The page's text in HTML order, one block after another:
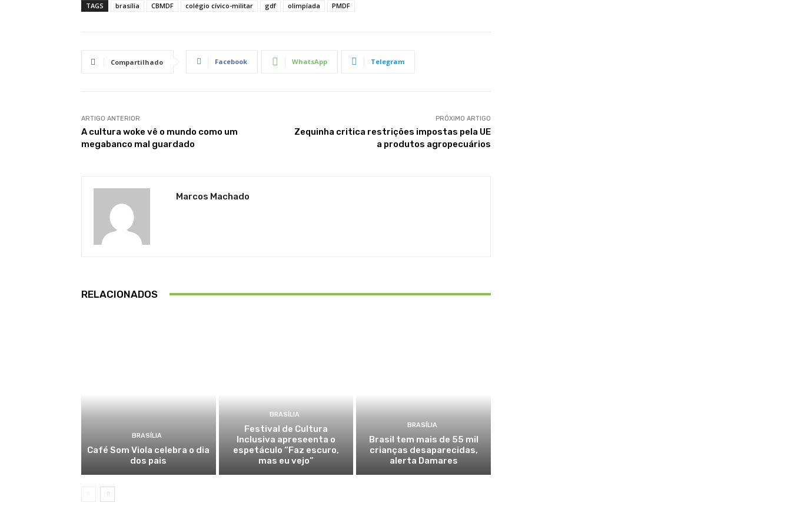
TAGS brasília CBMDF colégio cívico-militar gdf olimpíada PMDF
Compartilhado Facebook WhatsApp Telegram
ARTIGO ANTERIOR
A cultura woke vê o mundo como um
megabanco mal guardado
PRÓXIMO ARTIGO
Zequinha critica restrições impostas pela UE
a produtos agropecuários
Marcos Machado
RELACIONADOS
BRASÍLIA
Café Som Viola celebra o dia
dos pais
BRASÍLIA
Festival de Cultura
Inclusiva apreseenta o
espetáculo “Faz escuro,
mas eu vejo”
BRASÍLIA
Brasil tem mais de 55 mil
crianças desaparecidas,
alerta Damares